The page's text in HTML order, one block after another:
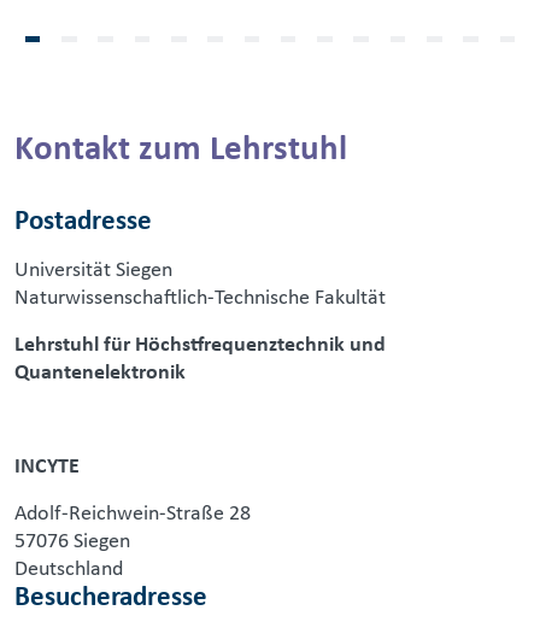
Kontakt zum Lehrstuhl
Postadresse
Universität Siegen
Naturwissenschaftlich-Technische Fakultät
Lehrstuhl für Höchstfrequenztechnik und
Quantenelektronik
INCYTE
Adolf-Reichwein-Straße 28
57076 Siegen
Deutschland
Besucheradresse